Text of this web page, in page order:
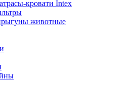
кровати Intex
животные